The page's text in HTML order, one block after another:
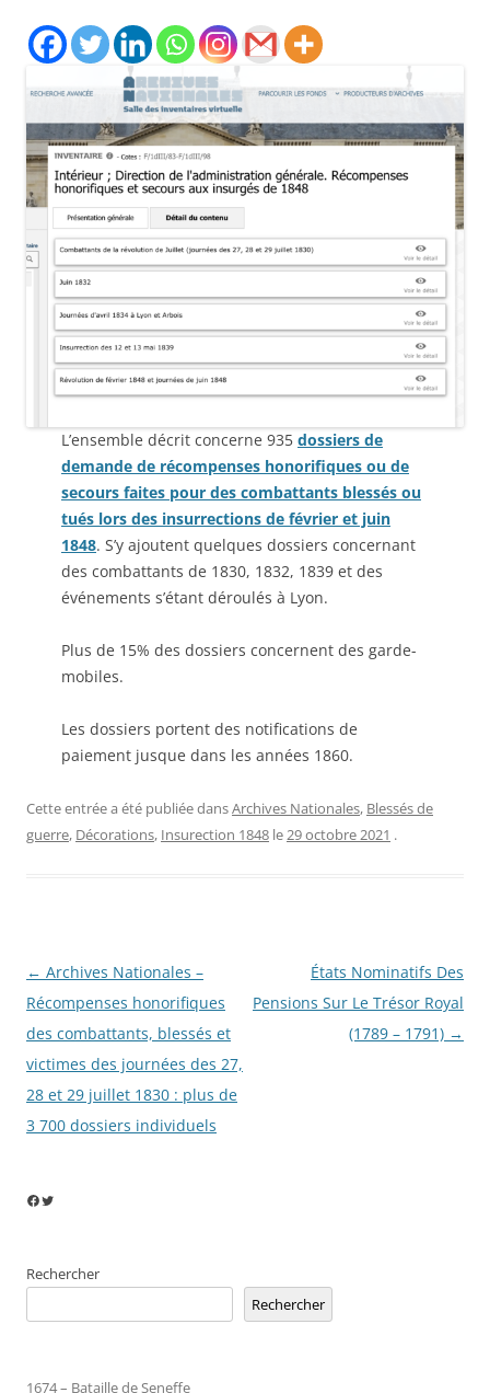
L’ensemble décrit concerne 935 dossiers de
demande de récompenses honorifiques ou de
secours faites pour des combattants blessés ou
tués lors des insurrections de février et juin
1848. S’y ajoutent quelques dossiers concernant
des combattants de 1830, 1832, 1839 et des
événements s’étant déroulés à Lyon.
Plus de 15% des dossiers concernent des garde-
mobiles.
Les dossiers portent des notifications de
paiement jusque dans les années 1860.
Cette entrée a été publiée dansArchives Nationales, Blessés de
guerre, Décorations, Insurection 1848 le 29 octobre 2021 .
Navigation
des
articles
← Archives Nationales –
Récompenses honorifiques
des combattants, blessés et
victimes des journées des 27,
28 et 29 juillet 1830 : plus de
3 700 dossiers individuels
États Nominatifs Des
Pensions Sur Le Trésor Royal
(1789 – 1791) →
Facebook
Twitter
Rechercher
Rechercher
1674 – Bataille de Seneffe